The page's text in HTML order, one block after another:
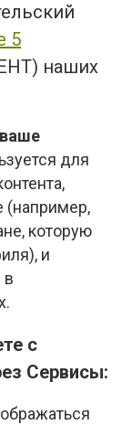
5
наших
ваше
для
(например,
которую
и
в
с
Сервисы: